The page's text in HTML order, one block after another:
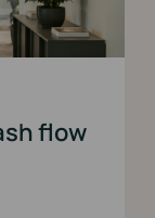
flow